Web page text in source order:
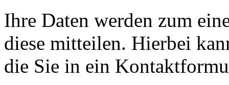
Ihre Daten werden zum
diese mitteilen. Hierbei
die Sie in ein